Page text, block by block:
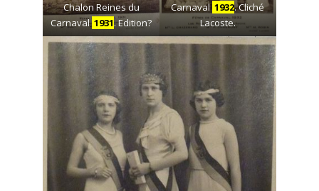
Chalon Reines du
Carnaval1931. Edition?
Carnaval 1932. Cliché
Lacoste.